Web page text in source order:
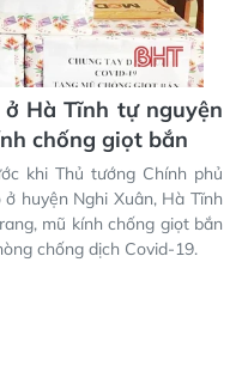
Hà Tĩnh tự nguyện
chống giọt bắn
khi Thủ tướng Chính phủ
huyện Nghi Xuân, Hà Tĩnh
mũ kính chống giọt bắn
chống dịch Covid-19.